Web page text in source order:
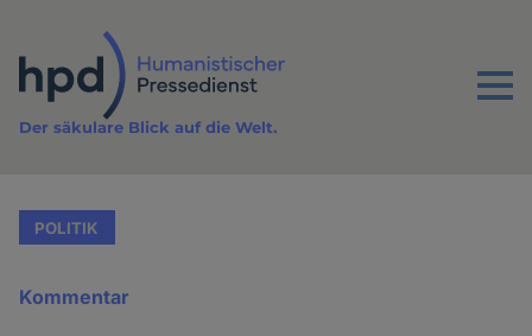
Inhalt
Menu
Der säkulare Blick auf die Welt.
POLITIK
Kommentar